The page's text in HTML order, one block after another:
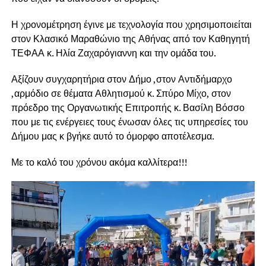
Η χρονομέτρηση έγινε με τεχνολογία που χρησιμοποιείται
στον Κλασικό Μαραθώνιο της Αθήνας από τον Καθηγητή
ΤΕΦΑΑ κ. Ηλία Ζαχαρόγιαννη και την ομάδα του.
Αξίζουν συγχαρητήρια στον Δήμο ,στον Αντιδήμαρχο
,αρμόδιο σε θέματα Αθλητισμού κ. Σπύρο Μίχο, στον
πρόεδρο της Οργανωτικής Επιτροπής κ. Βασίλη Βόσσο
που με τις ενέργειες τους ένωσαν όλες τις υπηρεσίες του
Δήμου μας κ βγήκε αυτό το όμορφο αποτέλεσμα.
Με το καλό του χρόνου ακόμα καλλίτερα!!!